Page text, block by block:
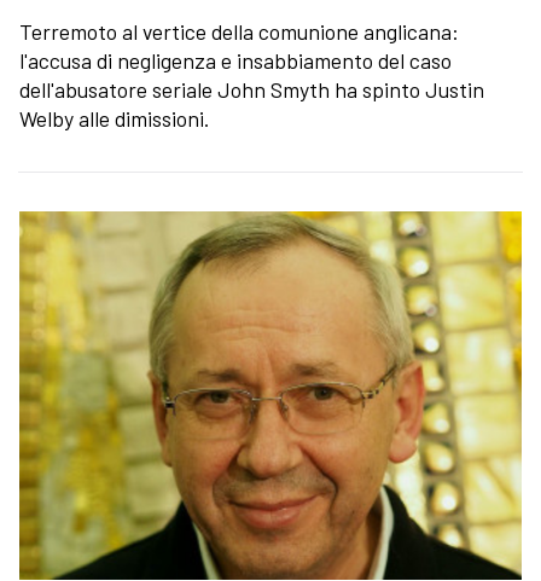
Terremoto al vertice della comunione anglicana:
l'accusa di negligenza e insabbiamento del caso
dell'abusatore seriale John Smyth ha spinto Justin
Welby alle dimissioni.